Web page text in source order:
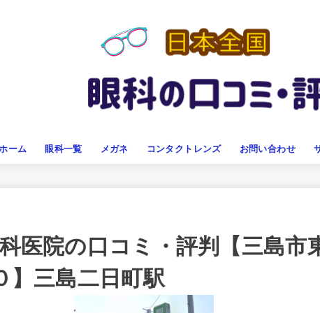
ーム 眼科一覧 メガネ コンタクトレンズ お問い合わせ
医院の口コミ・評判【三島市
】三島二日町駅